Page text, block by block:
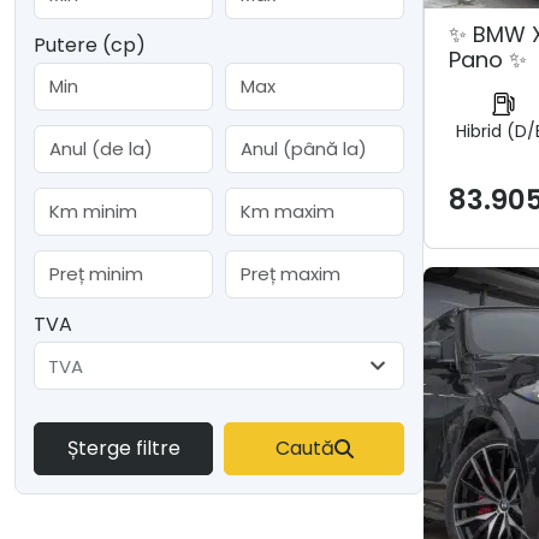
Putere (cp)
TVA
TVA
Șterge filtre Caută
✨
Pano ✨
Hibrid (D/